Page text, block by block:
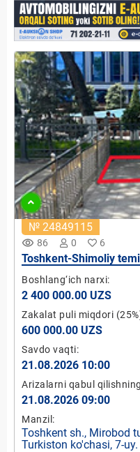
remove_red_eye 86 0 6
№ 24849115
Toshkent-Shimoliy
yerni ijaraga berish
Boshlang‘ich narxi:
2 400 000.00 UZS
Zakalat puli miqdori
600 000.00 UZS
Savdo vaqti:
21.08.2026 10:00
Arizalarni qabul
21.08.2026 09:00
Manzil:
Toshkent sh., Mirobod
Turkiston ko'chasi, 7-uy.